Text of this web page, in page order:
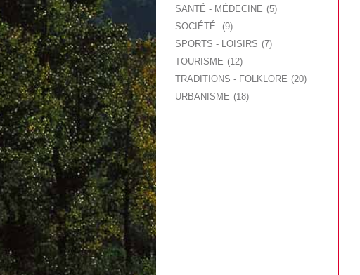
SANTÉ - MÉDECINE
5
SOCIÉTÉ
9
SPORTS - LOISIRS
7
TOURISME
12
TRADITIONS - FOLKLORE
20
URBANISME
18